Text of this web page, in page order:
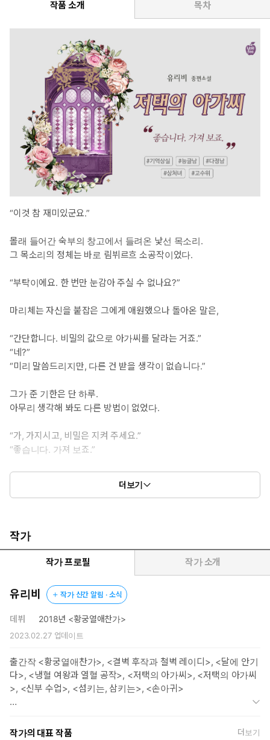
작품 소개 목차
“이것 참 재미있군요.”
몰래 들어간 숙부의 창고에서 들려온 낯선 목소리.
그 목소리의 정체는 바로 림뷔르흐 소공작이었다.
“부탁이에요. 한 번만 눈감아 주실 수 없나요?”
마리체는 자신을 붙잡은 그에게 애원했으나 돌아온 말은,
“간단합니다. 비밀의 값으로 아가씨를 달라는 거죠.”
“네?”
“미리 말씀드리지만, 다른 건 받을 생각이 없습니다.”
그가 준 기한은 단 하루.
아무리 생각해 봐도 다른 방법이 없었다.
“가, 가지시고, 비밀은 지켜 주세요.”
“좋습니다. 가져 보죠.”
결국 마리체는 스스로 옷을 벗었고,
아찔한 처벌이 그녀를 기다리고 있었다.
더보기
작가
작가 프로필 작가 소개
유리비 작가 신간 알림 · 소식
데뷔 2018년 <황궁열애찬가>
2023.02.27업데이트
출간작 <황궁열애찬가>, <결벽 후작과 철벽 레이디>, <달에 안기
다>, <냉혈 여왕과 열혈 공작>, <저택의 아가씨>, <저택의 아가씨
>, <신부 수업>, <섬키는, 삼키는>, <손아귀>
작가의 대표 작품
더보기